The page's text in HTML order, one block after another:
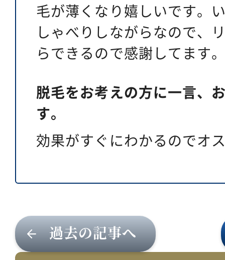
毛が薄くなり嬉しいです。
しゃべりしながらなので、
らできるので感謝してます
脱毛をお考えの方に一言、
す。
効果がすぐにわかるのでオ
過去の記事へ